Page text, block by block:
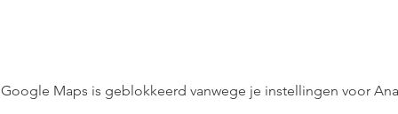
Google Maps is geblokkeerd vanwege je instellingen voor